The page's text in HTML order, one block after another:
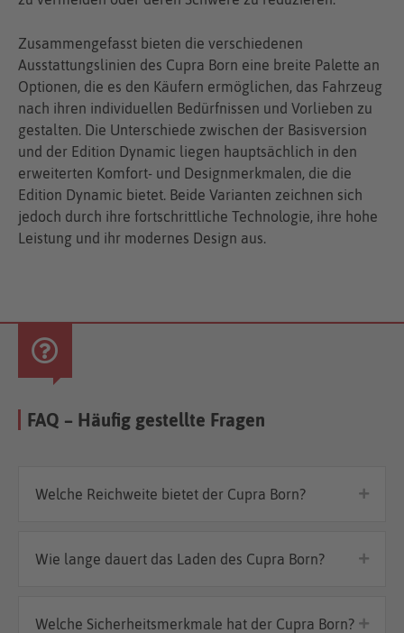
Zusammengefasst bieten die verschiedenen
Ausstattungslinien des Cupra Born eine breite Palette an
Optionen, die es den Käufern ermöglichen, das Fahrzeug
nach ihren individuellen Bedürfnissen und Vorlieben zu
gestalten. Die Unterschiede zwischen der Basisversion
und der Edition Dynamic liegen hauptsächlich in den
erweiterten Komfort- und Designmerkmalen, die die
Edition Dynamic bietet. Beide Varianten zeichnen sich
jedoch durch ihre fortschrittliche Technologie, ihre hohe
Leistung und ihr modernes Design aus.
FAQ – Häufig gestellte Fragen
Welche Reichweite bietet der Cupra Born?
Wie lange dauert das Laden des Cupra Born?
Welche Sicherheitsmerkmale hat der Cupra Born?